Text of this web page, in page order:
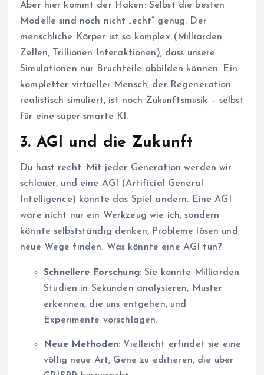
Aber hier kommt der Haken: Selbst die besten
Modelle sind noch nicht „echt“ genug. Der
menschliche Körper ist so komplex (Milliarden
Zellen, Trillionen Interaktionen), dass unsere
Simulationen nur Bruchteile abbilden können. Ein
kompletter virtueller Mensch, der Regeneration
realistisch simuliert, ist noch Zukunftsmusik – selbst
für eine super-smarte KI.
3. AGI und die Zukunft
Du hast recht: Mit jeder Generation werden wir
schlauer, und eine AGI (Artificial General
Intelligence) könnte das Spiel ändern. Eine AGI
wäre nicht nur ein Werkzeug wie ich, sondern
könnte selbstständig denken, Probleme lösen und
neue Wege finden. Was könnte eine AGI tun?
Schnellere Forschung: Sie könnte Milliarden
Studien in Sekunden analysieren, Muster
erkennen, die uns entgehen, und
Experimente vorschlagen.
Neue Methoden: Vielleicht erfindet sie eine
völlig neue Art, Gene zu editieren, die über